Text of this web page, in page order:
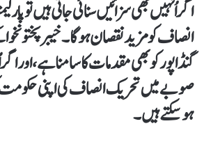
اگر اُنہیں بھی سزائیں سنائی جاتی ہیں تو
انصاف کو مزید نقصان ہوگا۔ خیبر
گنڈاپور کو بھی مقدمات کا سامنا ہے، اور
صوبے میں تحریک انصاف کی اپنی
ہو سکتے ہیں۔